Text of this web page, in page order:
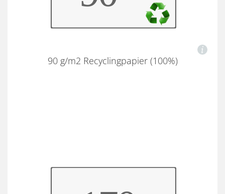
90 g/m2 Recyclingpapier (100%)